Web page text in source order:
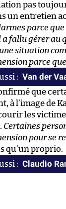
pas
un entretien
parce
a fallu gérer au
une situation
parce
Van der
que
à l’image de
les
Certaines
pour se
qu’un proprio.
Claudio